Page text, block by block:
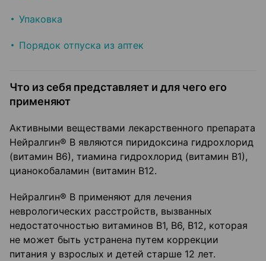
Упаковка
Порядок отпуска из аптек
Что из себя представляет и для чего его
применяют
Активными веществами лекарственного препарата
Нейралгин® В являются пиридоксина гидрохлорид
(витамин В6), тиамина гидрохлорид (витамин В1),
цианокобаламин (витамин В12.
Нейралгин® В применяют для лечения
неврологических расстройств, вызванных
недостаточностью витаминов В1, В6, В12, которая
не может быть устранена путем коррекции
питания у взрослых и детей старше 12 лет.